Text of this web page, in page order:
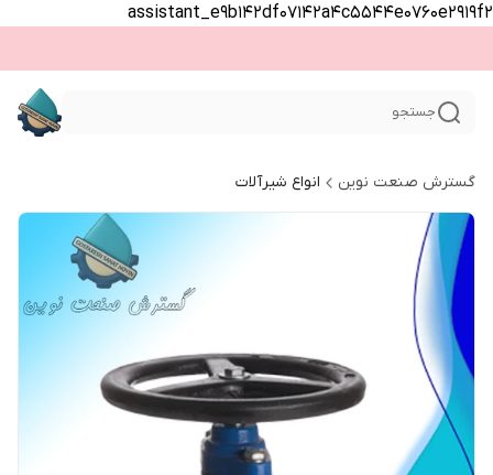
assistant_e9b142df07142a4c5544e0760e2919f2
جستجو
گسترش صنعت نوین انواع شیرآلات